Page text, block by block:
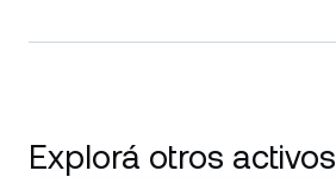
Explorá otros activos